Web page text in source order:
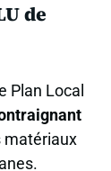
de
Plan Local
matériaux